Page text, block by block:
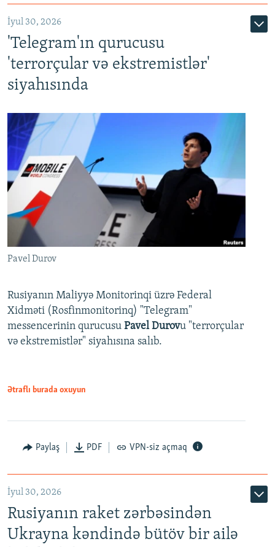
İyul 30, 2026
'Telegram'ın qurucusu
'terrorçular və ekstremistlər'
siyahısında
Pavel Durov
Rusiyanın Maliyyə Monitorinqi üzrə Federal
Xidməti (Rosfinmonitorinq) "Telegram"
messencerinin qurucusu Pavel Durovu "terrorçular
və ekstremistlər" siyahısına salıb.
Ətraflı burada oxuyun
Paylaş PDF VPN-siz açmaq
İyul 30, 2026
Rusiyanın raket zərbəsindən
Ukrayna kəndində bütöv bir ailə